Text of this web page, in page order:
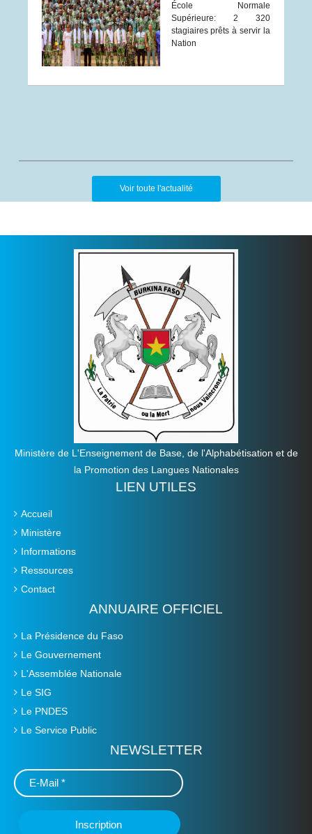
École Normale
Supérieure: 2 320
stagiaires prêts à servir la
Nation
Voir toute l'actualité
Ministère de L'Enseignement de Base, de l'Alphabétisation et de
la Promotion des Langues Nationales
LIEN UTILES
Accueil
Ministère
Informations
Ressources
Contact
ANNUAIRE OFFICIEL
La Présidence du Faso
Le Gouvernement
L'Assemblée Nationale
Le SIG
Le PNDES
Le Service Public
NEWSLETTER